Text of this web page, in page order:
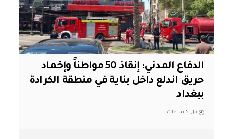
الدفاع المدني: إنقاذ 50 مواطناً وإخماد
حريق اندلع داخل بناية في منطقة الكرادة
ببغداد
قبل 5 ساعات